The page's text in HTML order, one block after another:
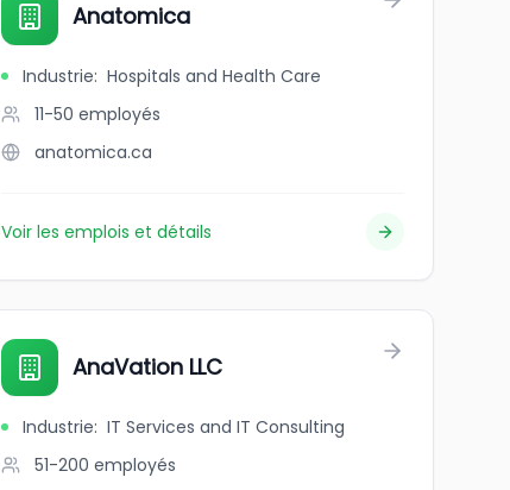
Anatomica
Industrie: Hospitals and Health Care
11-50 employés
anatomica.ca
Voir les emplois et détails
AnaVation LLC
Industrie: IT Services and IT Consulting
51-200 employés